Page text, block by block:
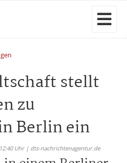
stellt
zu
Berlin ein
Uhr | dts-nachrichtenagentur.de